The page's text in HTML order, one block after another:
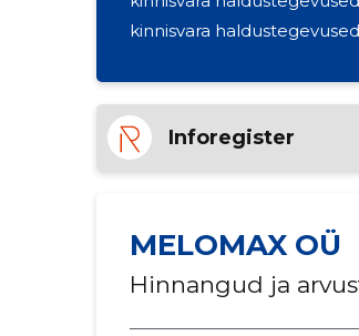
kinnisvara haldustegevused
Inforegister
MELOMAX OÜ
Hinnangud ja